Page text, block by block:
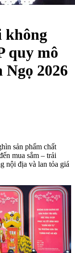
không
quy mô
2026
sản phẩm chất
mua sắm – trải
nội địa và lan tỏa giá